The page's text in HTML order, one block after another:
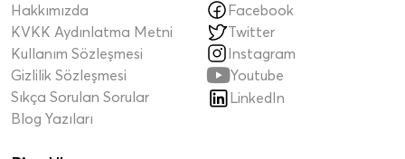
Hakkımızda
KVKK Aydınlatma Metni
Kullanım Sözleşmesi
Gizlilik Sözleşmesi
Sıkça Sorulan Sorular
Blog Yazıları
Facebook
Twitter
Instagram
Youtube
LinkedIn